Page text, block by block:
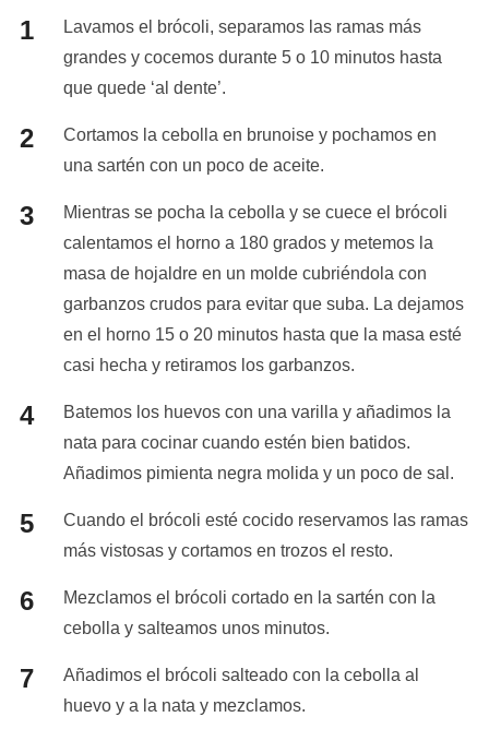
Lavamos el brócoli, separamos las ramas más
grandes y cocemos durante 5 o 10 minutos hasta
que quede ‘al dente’.
Cortamos la cebolla en brunoise y pochamos en
una sartén con un poco de aceite.
Mientras se pocha la cebolla y se cuece el brócoli
calentamos el horno a 180 grados y metemos la
masa de hojaldre en un molde cubriéndola con
garbanzos crudos para evitar que suba. La dejamos
en el horno 15 o 20 minutos hasta que la masa esté
casi hecha y retiramos los garbanzos.
Batemos los huevos con una varilla y añadimos la
nata para cocinar cuando estén bien batidos.
Añadimos pimienta negra molida y un poco de sal.
Cuando el brócoli esté cocido reservamos las ramas
más vistosas y cortamos en trozos el resto.
Mezclamos el brócoli cortado en la sartén con la
cebolla y salteamos unos minutos.
Añadimos el brócoli salteado con la cebolla al
huevo y a la nata y mezclamos.